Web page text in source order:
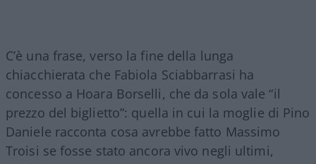
C’è una frase, verso la fine della lunga
chiacchierata che Fabiola Sciabbarrasi ha
concesso a Hoara Borselli, che da sola vale “il
prezzo del biglietto”: quella in cui la moglie di Pino
Daniele racconta cosa avrebbe fatto Massimo
Troisi se fosse stato ancora vivo negli ultimi,